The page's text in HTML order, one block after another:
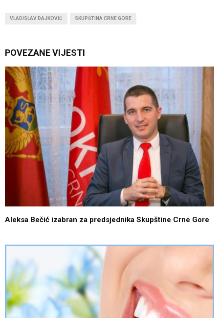
VLADISLAV DAJKOVIĆ SKUPŠTINA CRNE GORE
POVEZANE VIJESTI
Aleksa Bečić izabran za predsjednika Skupštine Crne Gore